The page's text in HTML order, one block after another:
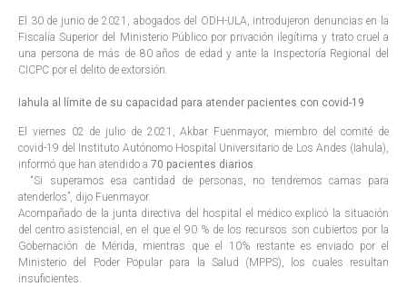
El 30 de junio de 2021, abogados del ODH-ULA, introdujeron denuncias en la
Fiscalía Superior del Ministerio Público por privación ilegítima y trato cruel a
una persona de más de 80 años de edad y ante la Inspectoría Regional del
CICPC por el delito de extorsión.
Iahula al límite de su capacidad para atender pacientes con covid-19
El viernes 02 de julio de 2021, Akbar Fuenmayor, miembro del comité de
covid-19 del Instituto Autónomo Hospital Universitario de Los Andes (Iahula),
informó que han atendido a 70 pacientes diarios.
“Si superamos esa cantidad de personas, no tendremos camas para
atenderlos”, dijo Fuenmayor.
Acompañado de la junta directiva del hospital el médico explicó la situación
del centro asistencial, en el que el 90 % de los recursos son cubiertos por la
Gobernación de Mérida, mientras que el 10% restante es enviado por el
Ministerio del Poder Popular para la Salud (MPPS), los cuales resultan
insuficientes.